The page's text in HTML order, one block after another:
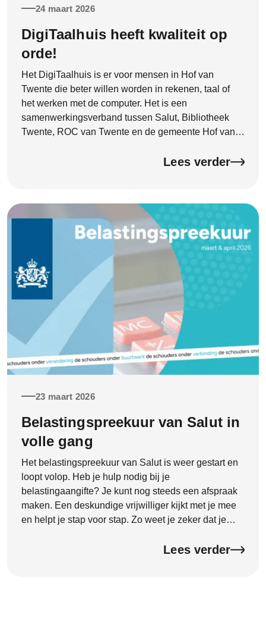
24 maart 2026
DigiTaalhuis heeft kwaliteit op
orde!
Het DigiTaalhuis is er voor mensen in Hof van
Twente die beter willen worden in rekenen, taal of
het werken met de computer. Het is een
samenwerkingsverband tussen Salut, Bibliotheek
Twente, ROC van Twente en de gemeente Hof van
officieel kwaliteitscertificaat ontvangen van de
onthuld door wethouder Hannie Rohaan. Met dit
certificaat laat het DigiTaalhuis zien dat de kwaliteit
goed op orde is en dat je kunt rekenen op goede
Lees verder
23 maart 2026
Belastingspreekuur van Salut in
volle gang
Het belastingspreekuur van Salut is weer gestart en
loopt volop. Heb je hulp nodig bij je
belastingaangifte? Je kunt nog steeds een afspraak
maken. Een deskundige vrijwilliger kijkt met je mee
en helpt je stap voor stap. Zo weet je zeker dat je
Lees verder